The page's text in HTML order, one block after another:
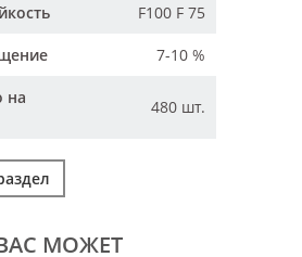
F100 F 75
7-10 %
на
480 шт.
МОЖЕТ